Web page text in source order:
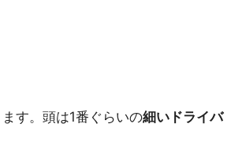
す。頭は1番ぐらいの細いドライバ